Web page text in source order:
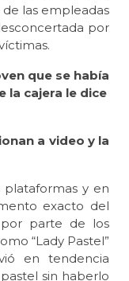
las empleadas
por
que se había
la cajera le dice
a video y la
plataformas y en
exacto del
parte de los
“Lady Pastel”
en tendencia
sin haberlo